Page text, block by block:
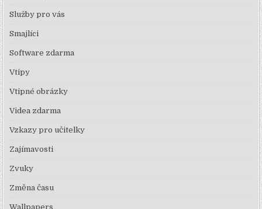
Služby pro vás
Smajlíci
Software zdarma
Vtipy
Vtipné obrázky
Videa zdarma
Vzkazy pro učitelky
Zajímavosti
Zvuky
Změna času
Wallpapers